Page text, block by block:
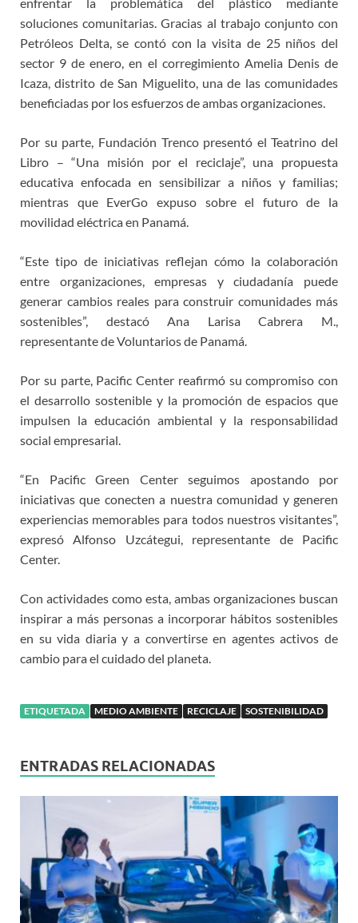
soluciones comunitarias. Gracias al trabajo conjunto con
Petróleos Delta, se contó con la visita de 25 niños del
sector 9 de enero, en el corregimiento Amelia Denis de
Icaza, distrito de San Miguelito, una de las comunidades
beneficiadas por los esfuerzos de ambas organizaciones.
Por su parte, Fundación Trenco presentó el Teatrino del
Libro – “Una misión por el reciclaje”, una propuesta
educativa enfocada en sensibilizar a niños y familias;
mientras que EverGo expuso sobre el futuro de la
movilidad eléctrica en Panamá.
“Este tipo de iniciativas reflejan cómo la colaboración
entre organizaciones, empresas y ciudadanía puede
generar cambios reales para construir comunidades más
sostenibles”, destacó Ana Larisa Cabrera M.,
representante de Voluntarios de Panamá.
Por su parte, Pacific Center reafirmó su compromiso con
el desarrollo sostenible y la promoción de espacios que
impulsen la educación ambiental y la responsabilidad
social empresarial.
“En Pacific Green Center seguimos apostando por
iniciativas que conecten a nuestra comunidad y generen
experiencias memorables para todos nuestros visitantes”,
expresó Alfonso Uzcátegui, representante de Pacific
Center.
Con actividades como esta, ambas organizaciones buscan
inspirar a más personas a incorporar hábitos sostenibles
en su vida diaria y a convertirse en agentes activos de
cambio para el cuidado del planeta.
ETIQUETADA MEDIO AMBIENTE RECICLAJE SOSTENIBILIDAD
ENTRADAS RELACIONADAS